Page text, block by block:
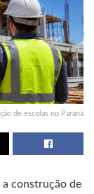
de escolas no Paraná
construção de